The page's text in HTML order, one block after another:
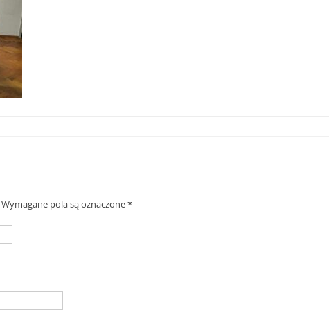
Wymagane pola są oznaczone*